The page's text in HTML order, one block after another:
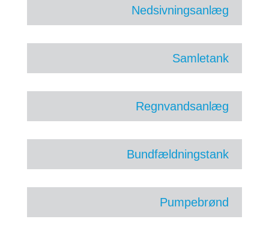
Nedsivningsanlæg
Samletank
Regnvandsanlæg
Bundfældningstank
Pumpebrønd